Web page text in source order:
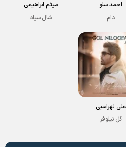
احمد سلو
دام
میثم ابراهیمی
شال سیاه
علی لهراسبی
گل نیلوفر